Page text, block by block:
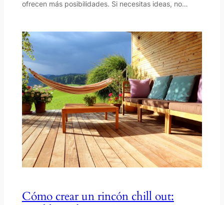
ofrecen más posibilidades. Si necesitas ideas, no…
Cómo crear un rincón chill out: